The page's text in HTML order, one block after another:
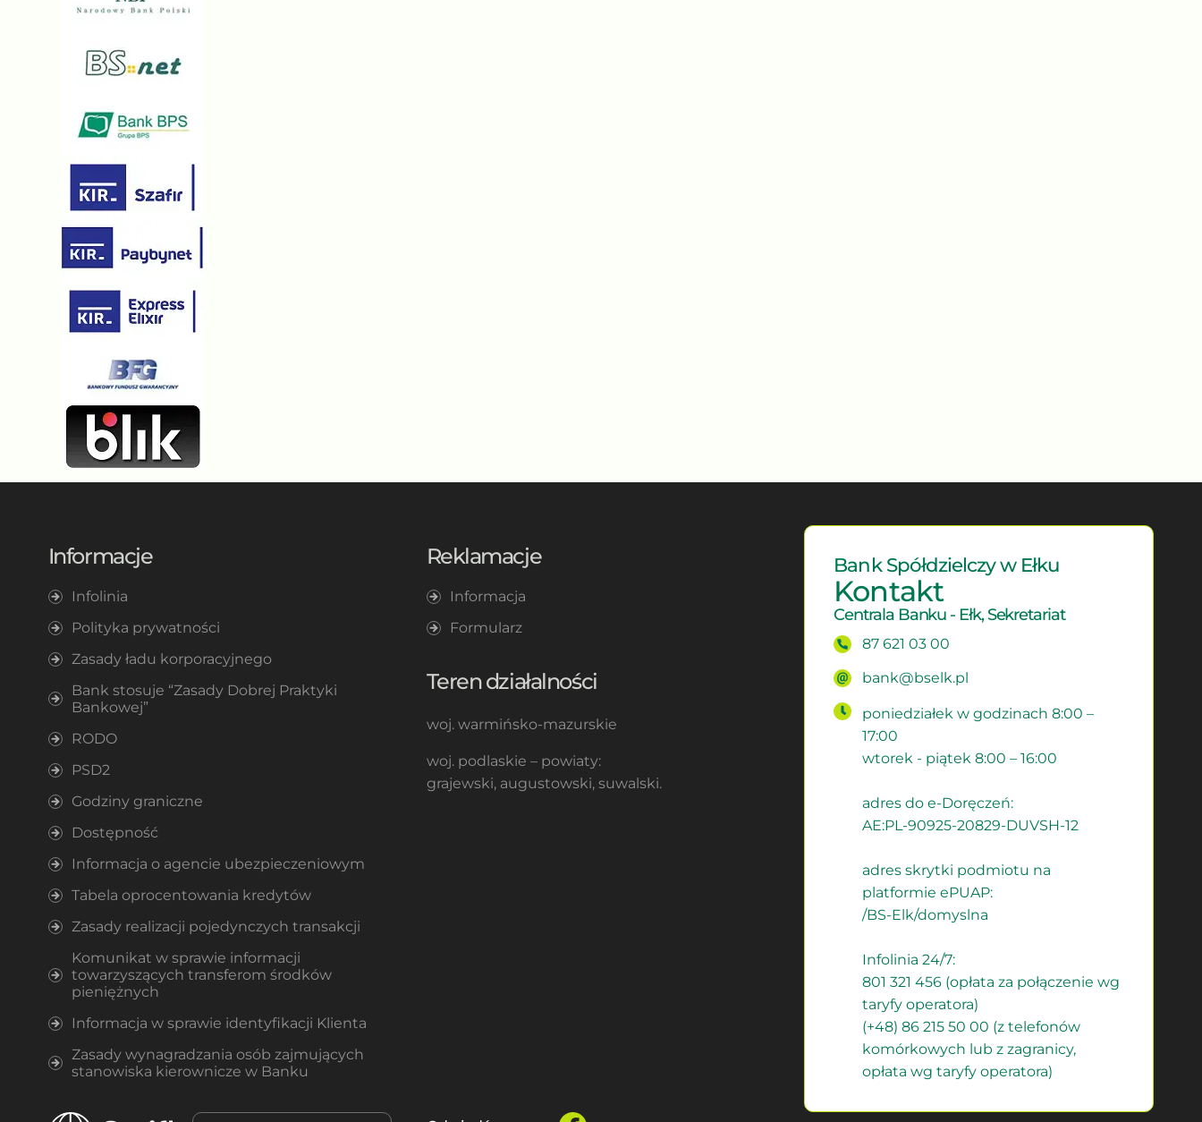
Informacje
Infolinia
Polityka prywatności
Zasady ładu korporacyjnego
Bank stosuje “Zasady Dobrej Praktyki
Bankowej”
RODO
PSD2
Godziny graniczne
Dostępność
Informacja o agencie ubezpieczeniowym
Tabela oprocentowania kredytów
Zasady realizacji pojedynczych transakcji
Komunikat w sprawie informacji
towarzyszących transferom środków
pieniężnych
Informacja w sprawie identyfikacji Klienta
Zasady wynagradzania osób zajmujących
stanowiska kierownicze w Banku
Reklamacje
Informacja
Formularz
Teren działalności
woj. warmińsko-mazurskie
woj. podlaskie – powiaty:
grajewski, augustowski, suwalski.
Bank Spółdzielczy w Ełku
Kontakt
Centrala Banku - Ełk, Sekretariat
87 621 03 00
bank@bselk.pl
poniedziałek w godzinach 8:00 –
17:00
wtorek - piątek 8:00 – 16:00
adres do e-Doręczeń:
AE:PL-90925-20829-DUVSH-12
adres skrytki podmiotu na
platformie ePUAP:
/BS-Elk/domyslna
Infolinia 24/7:
801 321 456 (opłata za połączenie wg
taryfy operatora)
(+48) 86 215 50 00 (z telefonów
komórkowych lub z zagranicy,
opłata wg taryfy operatora)